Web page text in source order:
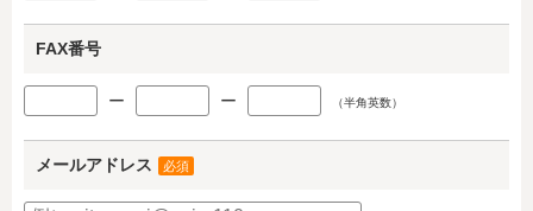
FAX番号
ー ー （半角英数）
メールアドレス 必須